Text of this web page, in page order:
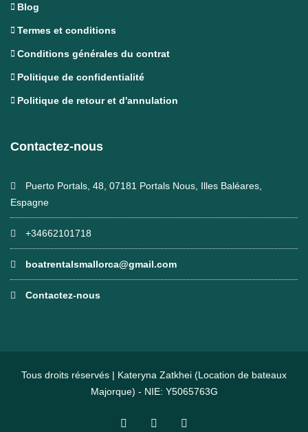
Blog
Termes et conditions
Conditions générales du contrat
Politique de confidentialité
Politique de retour et d'annulation
Contactez-nous
Puerto Portals, 48, 07181 Portals Nous, Illes Baléares,
Espagne
+34662101718
boatrentalsmallorca@gmail.com
Contactez-nous
Tous droits réservés | Kateryna Zatkhei (Location de bateaux
Majorque) - NIE: Y5065763G